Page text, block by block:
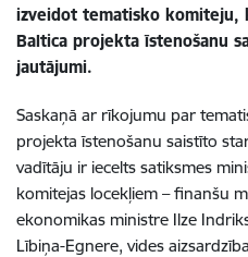
izveidot tematisko komiteju,
Baltica projekta īstenošanu
jautājumi.
Saskaņā ar rīkojumu par
projekta īstenošanu saistīto
vadītāju ir iecelts satiksmes
komitejas locekļiem – finanšu
ekonomikas ministre Ilze
Lībiņa-Egnere, vides